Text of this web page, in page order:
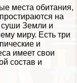
места обитания,
на
суши Земли и
миру. Есть три
и
имеет свои
состав и